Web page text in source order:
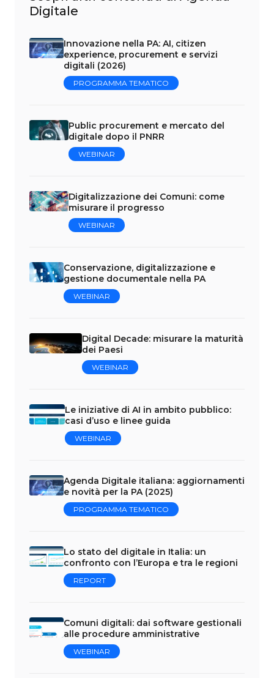
Digitale
Innovazione nella PA: AI, citizen
experience, procurement e servizi
digitali (2026)
PROGRAMMA TEMATICO
Public procurement e mercato del
digitale dopo il PNRR
WEBINAR
Digitalizzazione dei Comuni: come
misurare il progresso
WEBINAR
Conservazione, digitalizzazione e
gestione documentale nella PA
WEBINAR
Digital Decade: misurare la maturità
dei Paesi
WEBINAR
Le iniziative di AI in ambito pubblico:
casi d’uso e linee guida
WEBINAR
Agenda Digitale italiana: aggiornamenti
e novità per la PA (2025)
PROGRAMMA TEMATICO
Lo stato del digitale in Italia: un
confronto con l’Europa e tra le regioni
REPORT
Comuni digitali: dai software gestionali
alle procedure amministrative
WEBINAR